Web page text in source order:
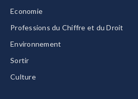
Economie
Professions du Chiffre et du Droit
Environnement
Sortir
Culture